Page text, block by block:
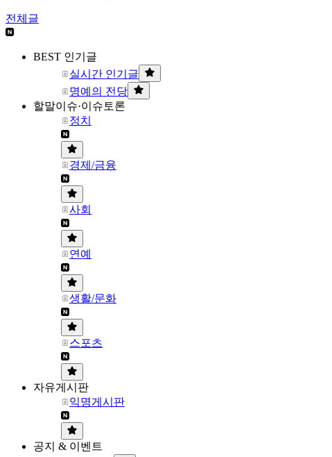
전체글
BEST 인기글
실시간 인기글
명예의 전당
할말이슈·이슈토론
정치
경제/금융
사회
연예
생활/문화
스포츠
자유게시판
익명게시판
공지 & 이벤트